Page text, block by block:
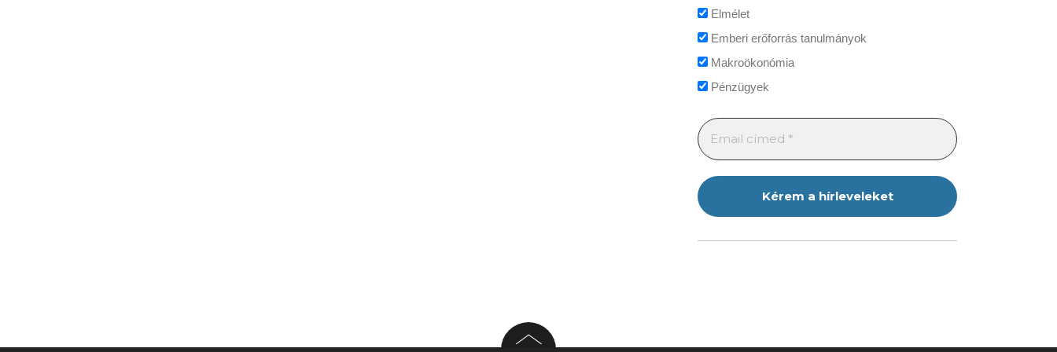
Elmélet
Emberi erőforrás tanulmányok
Makroökonómia
Pénzügyek